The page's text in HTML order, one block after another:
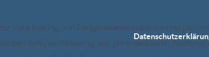
Verarbeitung von Endgeräteinformationen und
Analyse/Messung, der personalisierten